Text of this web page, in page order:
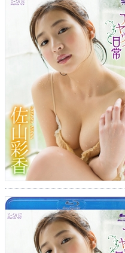
▶ よくあるご質問
会社概要
お問い合わせフォーム